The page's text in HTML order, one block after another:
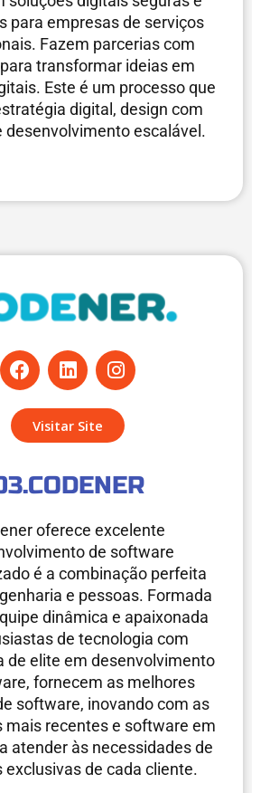
para empresas de serviços
Fazem parcerias com
transformar ideias em
Este é um processo que
digital, design com
desenvolvimento escalável.
F
a
c
e
b
o
k
L
i
n
k
e
i
n
I
n
s
t
a
r
a
m
Visitar Site
oferece excelente
de software
é a combinação perfeita
e pessoas. Formada
dinâmica e apaixonada
de tecnologia com
de elite em desenvolvimento
fornecem as melhores
software, inovando com as
mais recentes e software em
atender às necessidades de
exclusivas de cada cliente.